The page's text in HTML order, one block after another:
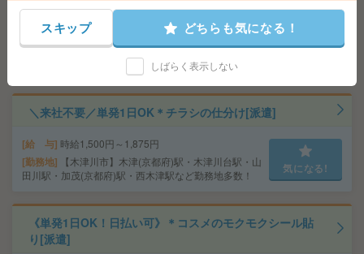
給 与 時給1,500円～1,875円
勤務地 【京田辺市】京田辺駅・新田辺駅・松井山手
駅・同志社前駅・ＪＲ三山木駅など勤務地多数！
＼来社不要／単発1日OK＊チラシの仕分け[派遣]
給 与 時給1,500円～1,875円
勤務地
【木津川市】木津(京都府)駅・木津川台駅・山
田川駅・加茂(京都府)駅・西木津駅など勤務地多数！
気になる!
《単発1日OK！日払い可》＊コスメのモクモクシール貼
り[派遣]
スキップ どちらも気になる！
しばらく表示しない